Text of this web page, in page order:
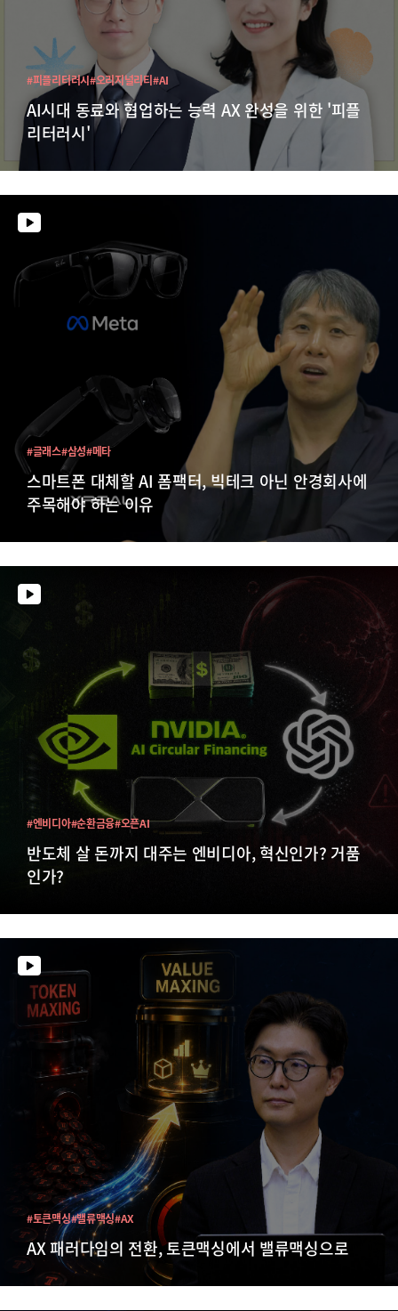
AI시대 동료와 협업하는 능력 AX 완성을 위한 '피플
리터러시'
#피플리터러시#오리지널리티#AI
스마트폰 대체할 AI 폼팩터, 빅테크 아닌 안경회사에
주목해야 하는 이유
#글래스#삼성#메타
반도체 살 돈까지 대주는 엔비디아, 혁신인가? 거품
인가?
#엔비디아#순환금융#오픈AI
AX 패러다임의 전환, 토큰맥싱에서 밸류맥싱으로
#토큰맥싱#밸류맥싱#AX